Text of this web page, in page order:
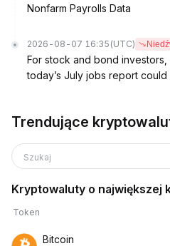
Nonfarm Payrolls Data
2026-08-07 16:35 (UTC)
For stock and bond
today’s July jobs report
Trendujące
Szukaj
Kryptowaluty o największej
Token
Bitcoin